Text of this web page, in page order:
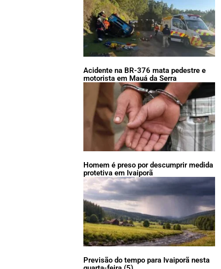
Acidente na BR-376 mata pedestre e
motorista em Mauá da Serra
Homem é preso por descumprir medida
protetiva em Ivaiporã
Previsão do tempo para Ivaiporã nesta